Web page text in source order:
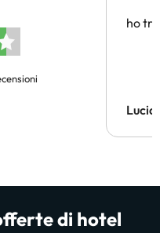
ho
Lucia
di hotel